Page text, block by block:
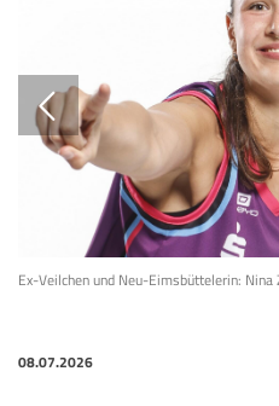
Ex-Veilchen und Neu-Eimsbüttelerin: Nina
08.07.2026